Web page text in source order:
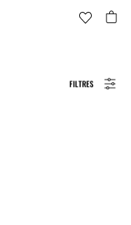
FILTRES